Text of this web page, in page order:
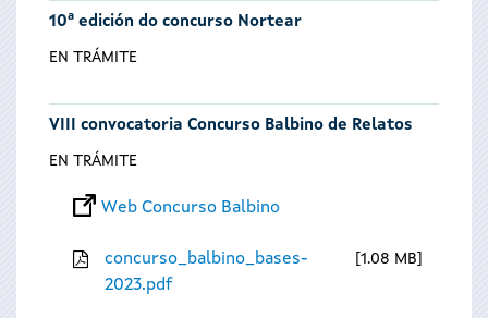
10ª edición do concurso Nortear
EN TRÁMITE
VIII convocatoria Concurso Balbino de Relatos
EN TRÁMITE
Web Concurso Balbino
concurso_balbino_bases-
2023.pdf
1.08 MB